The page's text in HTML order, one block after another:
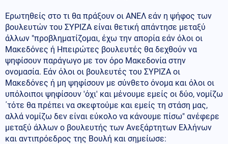
Ερωτηθείς στο τι θα πράξουν οι ΑΝΕΛ εάν η ψήφος των
βουλευτών του ΣΥΡΙΖΑ είναι θετική απάντησε μεταξύ
άλλων "προβληματίζομαι, έχω την απορία εάν όλοι οι
Μακεδόνες ή Ηπειρώτες βουλευτές θα δεχθούν να
ψηφίσουν παράγωγο με τον όρο Μακεδονία στην
ονομασία. Εάν όλοι οι βουλευτές του ΣΥΡΙΖΑ οι
Μακεδόνες ή μη ψηφίσουν με σύνθετο όνομα και όλοι οι
υπόλοιποι ψηφίσουν 'όχι' και μένουμε εμείς οι δύο, νομίζω
΄τότε θα πρέπει να σκεφτούμε και εμείς τη στάση μας,
αλλά νομίζω δεν είναι εύκολο να κάνουμε πίσω" ανέφερε
μεταξύ άλλων ο βουλευτής των Ανεξάρτητων Ελλήνων
και αντιπρόεδρος της Βουλή και σημείωσε: